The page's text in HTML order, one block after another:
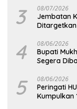
3 08/07/2026
Jembatan
4 08/06/2026
Bupati
Segera
5 08/06/2026
Peringati
Kumpulkan